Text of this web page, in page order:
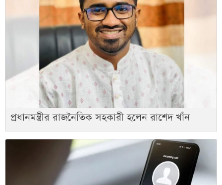
প্রধানমন্ত্রীর রাজনৈতিক সহকারী হলেন রাশেদ খাঁন